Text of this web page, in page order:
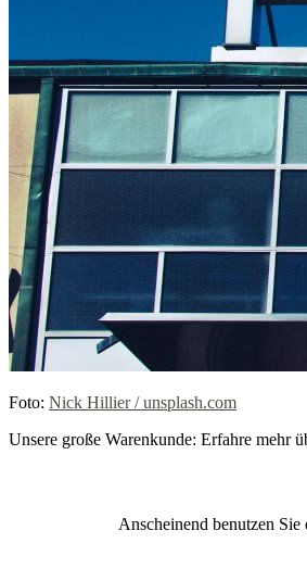
Foto: Nick Hillier / unsplash.com
Unsere große Warenkunde: Erfahre mehr
Anscheinend benutzen